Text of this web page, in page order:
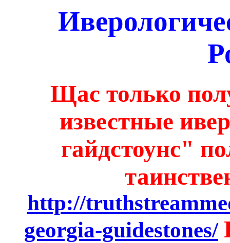
Щас только
известные
гайдстоунс"
http://
georgia-guidestones/